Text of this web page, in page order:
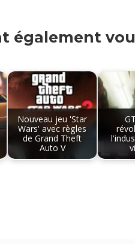
également
Nouveau jeu 'Star
Wars' avec règles
de Grand Theft
Auto V